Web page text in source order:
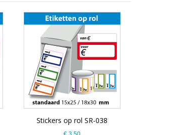
Stickers op rol SR-038